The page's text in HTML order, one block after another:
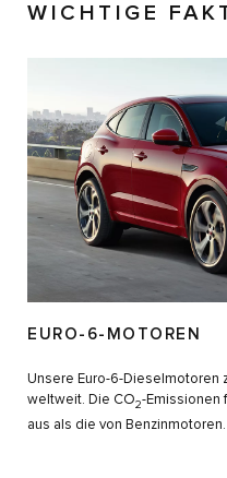
WICHTIGE
EURO-6-MOTOREN
Unsere Euro-6-Dieselmotoren
weltweit. Die CO2-Emissionen
aus als die von Benzinmotoren.